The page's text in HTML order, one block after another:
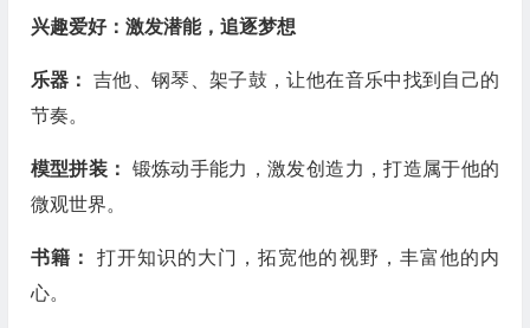
兴趣爱好：激发潜能，追逐梦想
乐器： 吉他、钢琴、架子鼓，让他在音乐中找到自己的
节奏。
模型拼装： 锻炼动手能力，激发创造力，打造属于他的
微观世界。
书籍： 打开知识的大门，拓宽他的视野，丰富他的内
心。